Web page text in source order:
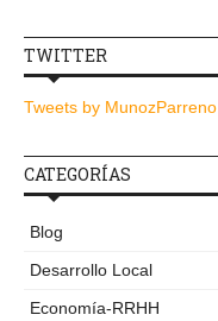
TWITTER
Tweets by MunozParreno
CATEGORÍAS
Blog
Desarrollo Local
Economía-RRHH